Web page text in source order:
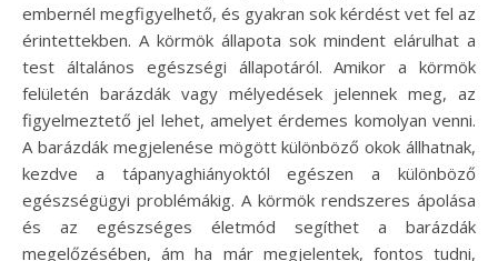
embernél megfigyelhető, és gyakran sok kérdést vet fel az
érintettekben. A körmök állapota sok mindent elárulhat a
test általános egészségi állapotáról. Amikor a körmök
felületén barázdák vagy mélyedések jelennek meg, az
figyelmeztető jel lehet, amelyet érdemes komolyan venni.
A barázdák megjelenése mögött különböző okok állhatnak,
kezdve a tápanyaghiányoktól egészen a különböző
egészségügyi problémákig. A körmök rendszeres ápolása
és az egészséges életmód segíthet a barázdák
megelőzésében, ám ha már megjelentek, fontos tudni,